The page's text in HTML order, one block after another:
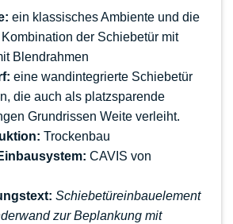
ein klassisches Ambiente und die
der Schiebetür mit
Blendrahmen
eine wandintegrierte Schiebetür
die auch als platzsparende
Grundrissen Weite verleiht.
Trockenbau
CAVIS von
Schiebetüreinbauelement
zur Beplankung mit